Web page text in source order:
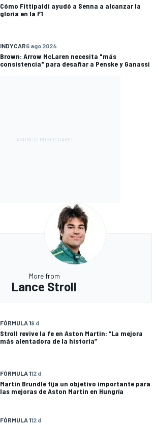
Cómo Fittipaldi ayudó a Senna a alcanzar la
gloria en la F1
INDYCAR6 ago 2024
Brown: Arrow McLaren necesita "más
consistencia" para desafiar a Penske y Ganassi
More from
Lance Stroll
FÓRMULA 19 d
Stroll revive la fe en Aston Martin: “La mejora
más alentadora de la historia”
FÓRMULA 112 d
Martin Brundle fija un objetivo importante para
las mejoras de Aston Martin en Hungría
FÓRMULA 112 d